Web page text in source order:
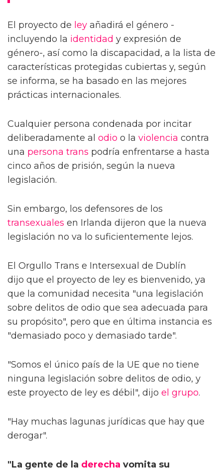
El proyecto de ley añadirá el género -
incluyendo la identidad y expresión de
género-, así como la discapacidad, a la lista de
características protegidas cubiertas y, según
se informa, se ha basado en las mejores
prácticas internacionales.
Cualquier persona condenada por incitar
deliberadamente al odio o la violencia contra
una persona trans podría enfrentarse a hasta
cinco años de prisión, según la nueva
legislación.
Sin embargo, los defensores de los
transexuales en Irlanda dijeron que la nueva
legislación no va lo suficientemente lejos.
El Orgullo Trans e Intersexual de Dublín
dijo que el proyecto de ley es bienvenido, ya
que la comunidad necesita "una legislación
sobre delitos de odio que sea adecuada para
su propósito", pero que en última instancia es
"demasiado poco y demasiado tarde".
"Somos el único país de la UE que no tiene
ninguna legislación sobre delitos de odio, y
este proyecto de ley es débil", dijo el grupo.
"Hay muchas lagunas jurídicas que hay que
derogar".
"La gente de la derecha vomita su